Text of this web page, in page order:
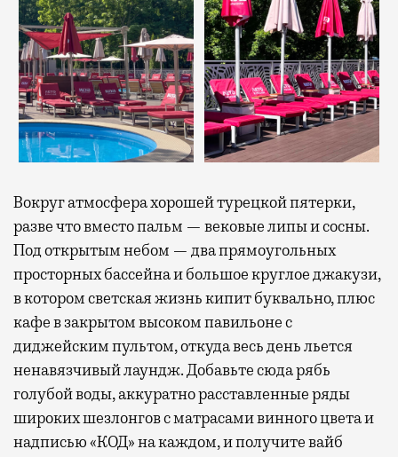
Вокруг атмосфера хорошей турецкой пятерки,
разве что вместо пальм — вековые липы и сосны.
Под открытым небом — два прямоугольных
просторных бассейна и большое круглое джакузи,
в котором светская жизнь кипит буквально, плюс
кафе в закрытом высоком павильоне с
диджейским пультом, откуда весь день льется
ненавязчивый лаундж. Добавьте сюда рябь
голубой воды, аккуратно расставленные ряды
широких шезлонгов с матрасами винного цвета и
надписью «КОД» на каждом, и получите вайб